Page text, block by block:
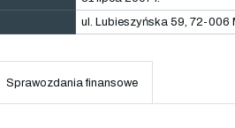
ul. Lubieszyńska 59, 72-006
Sprawozdania finansowe